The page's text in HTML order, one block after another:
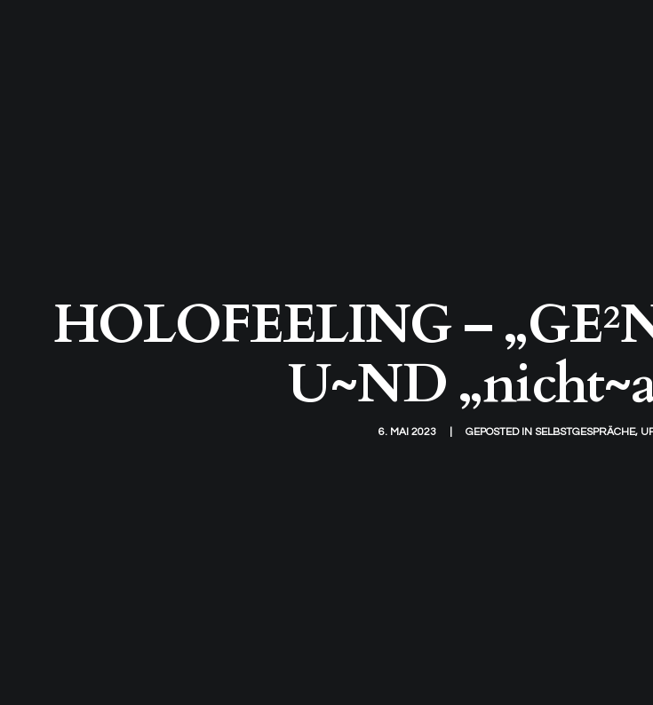
HOLOFEELING –
U~ND
6. MAI 2023 GEPOSTED IN SELBSTGESPRÄCHE,